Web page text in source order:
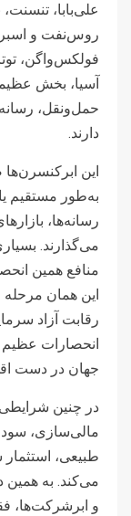
علی‌بابا،
روس‌نفت و
فولکس‌واگن،
آسیا، بخش
حمل‌ونقل،
دارند.
این
به‌طور مستقیم
رسانه‌ها،
می‌گذارند.
منافع همین
این همان
رقابت آزاد
انحصارات
جهان در دست
در چنین
مالی‌سازی،
طبیعی،
می‌کند. به همین
و ابرشرکت‌ها،